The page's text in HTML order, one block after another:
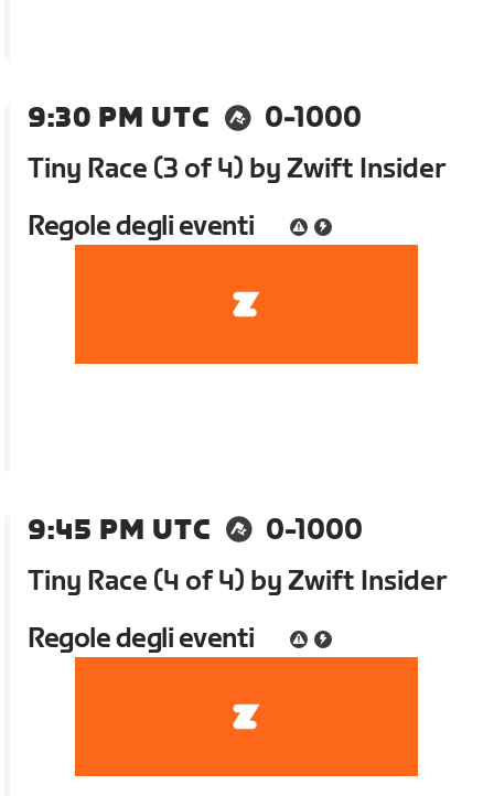
9:30 PM UTC
0-1000
Tiny Race (3 of 4) by Zwift Insider
Regole degli eventi
9:45 PM UTC
0-1000
Tiny Race (4 of 4) by Zwift Insider
Regole degli eventi